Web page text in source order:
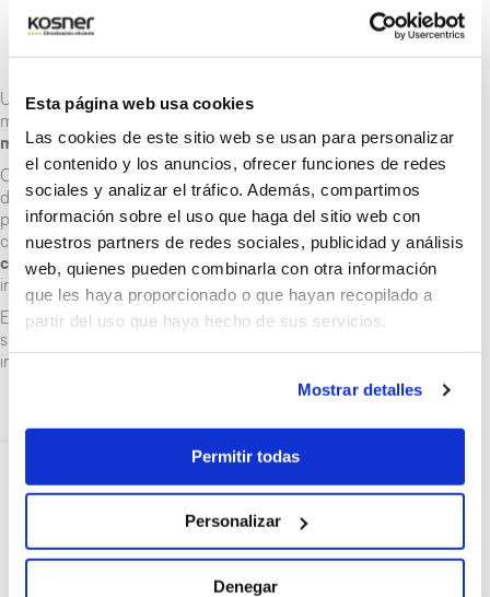
Esta página web usa cookies
Las cookies de este sitio web se usan para personalizar
el contenido y los anuncios, ofrecer funciones de redes
sociales y analizar el tráfico. Además, compartimos
información sobre el uso que haga del sitio web con
nuestros partners de redes sociales, publicidad y análisis
web, quienes pueden combinarla con otra información
que les haya proporcionado o que hayan recopilado a
partir del uso que haya hecho de sus servicios.
Mostrar detalles
Permitir todas
Personalizar
Denegar
Probada la instalación se procede al vertido de mortero,
Una vez instalado y realizados los ajustes en la puesta en
marcha y las pruebas de estanquidad, es uno de los sistemas
más segurosdel mercado.
Con el fin de evitar la posible obstrucción de los tubos de
distribución a causa de producción de lodos que se generan
por la oxidación de los componentes metálicos de los
circuitos, la norma indica que el tubo deberá poseer barrera
contra la difusión de oxígenoy este valor deberá ser igual o
inferior a 0,32mg/m2 día (Tª ensayo de agua 40ºC).
El mantenimiento de la instalación suele ser anual, suficiente
siempre que se hayan aplicado las precauciones necesarias en
instalación, llenado y puesta en marcha.
Descubre la gama de aerotermia de
KOSNER